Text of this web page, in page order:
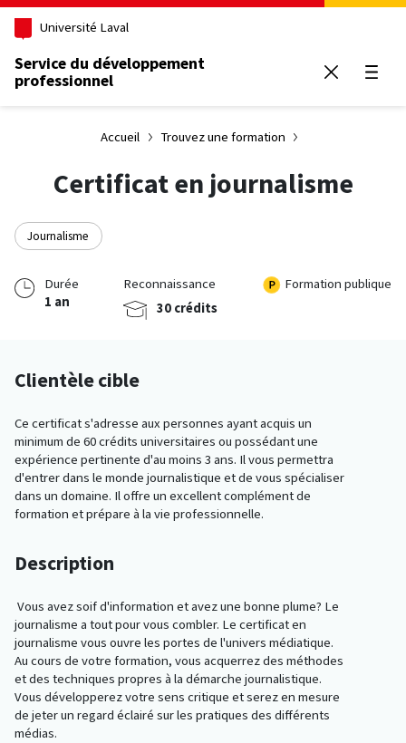
Aller au contenu principal
Université Laval
Service du développement
professionnel
Accueil Trouvez une formation
Certificat en journalisme
Journalisme
Durée
1 an
Reconnaissance
30 crédits
Formation publique
Clientèle cible
Ce certificat s'adresse aux personnes ayant acquis un
minimum de 60 crédits universitaires ou possédant une
expérience pertinente d'au moins 3 ans. Il vous permettra
d'entrer dans le monde journalistique et de vous spécialiser
dans un domaine. Il offre un excellent complément de
formation et prépare à la vie professionnelle.
Description
Vous avez soif d'information et avez une bonne plume? Le
journalisme a tout pour vous combler. Le certificat en
journalisme vous ouvre les portes de l'univers médiatique.
Au cours de votre formation, vous acquerrez des méthodes
et des techniques propres à la démarche journalistique.
Vous développerez votre sens critique et serez en mesure
de jeter un regard éclairé sur les pratiques des différents
médias.